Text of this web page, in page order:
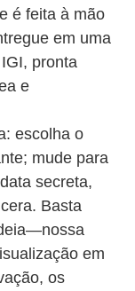
é feita à mão
em uma
pronta
e
escolha o
mude para
secreta,
Basta
em
os